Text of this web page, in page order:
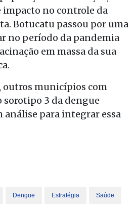
impacto no controle da
Botucatu passou por uma
no período da pandemia
em massa da sua
outros municípios com
3 da dengue
análise para integrar essa
Dengue Estratégia Saúde